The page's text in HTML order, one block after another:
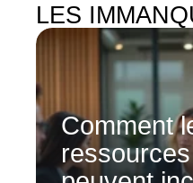
LES
Comment